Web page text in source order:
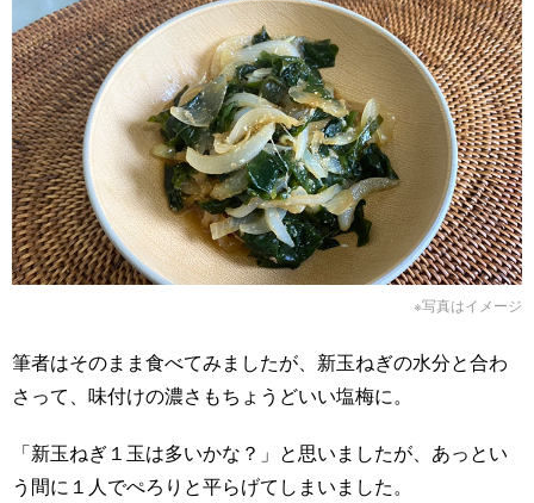
※写真はイメージ
筆者はそのまま食べてみましたが、新玉ねぎの水分と合わ
さって、味付けの濃さもちょうどいい塩梅に。
「新玉ねぎ１玉は多いかな？」と思いましたが、あっとい
う間に１人でぺろりと平らげてしまいました。